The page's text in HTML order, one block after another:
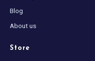
Blog
About us
Store